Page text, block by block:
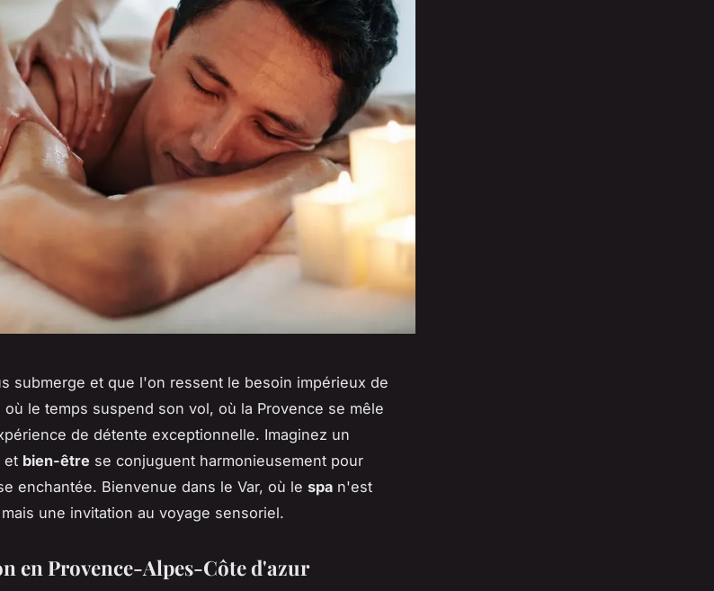
submerge et que l'on ressent le besoin impérieux de
le temps suspend son vol, où la Provence se mêle
de détente exceptionnelle. Imaginez un
et bien-être se conjuguent harmonieusement pour
enchantée. Bienvenue dans le Var, où le spa n'est
une invitation au voyage sensoriel.
en Provence-Alpes-Côte d'azur